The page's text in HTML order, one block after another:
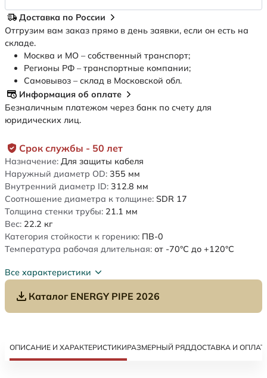
Срок службы - 50 лет
Назначение: Для защиты кабеля
Наружный диаметр OD: 355 мм
Внутренний диаметр ID: 312.8 мм
Соотношение диаметра к толщине: SDR 17
Толщина стенки трубы: 21.1 мм
Вес: 22.2 кг
Категория стойкости к горению: ПВ-0
Температура рабочая длительная: от -70°C до +120°C
Все характеристики
Каталог ENERGY PIPE 2026
Доставка по России
Отгрузим вам заказ прямо в день заявки, если он есть на
складе.
Москва и МО – собственный транспорт;
Регионы РФ – транспортные компании;
Самовывоз – склад в Московской обл.
Информация об оплате
Безналичным платежом через банк по счету для
юридических лиц.
ОПИСАНИЕ И ХАРАКТЕРИСТИКИРАЗМЕРНЫЙ РЯДДОСТАВКА И